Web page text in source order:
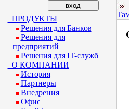
ПРОДУКТЫ
Решения для Банков
Решения для
предприятий
Решения для IT-служб
О КОМПАНИИ
История
Партнеры
Внедрения
Офис